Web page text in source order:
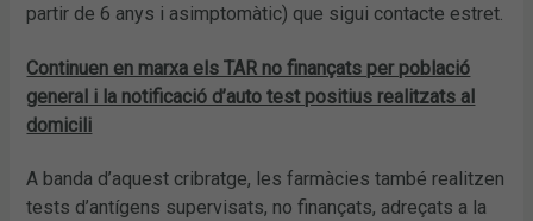
partir de 6 anys i asimptomàtic) que sigui contacte estret.
Continuen en marxa els TAR no finançats per població
general i la notificació d’auto test positius realitzats al
domicili
A banda d’aquest cribratge, les farmàcies també realitzen
tests d’antígens supervisats, no finançats, adreçats a la